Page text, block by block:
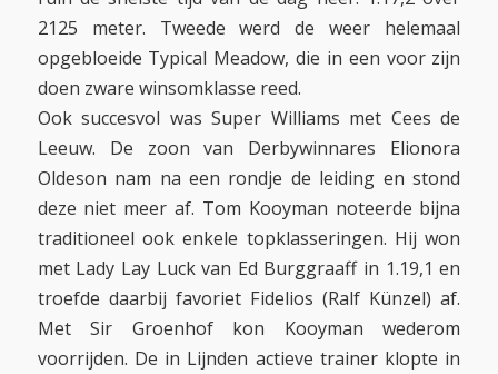
2125 meter. Tweede werd de weer helemaal
opgebloeide Typical Meadow, die in een voor zijn
doen zware winsomklasse reed.
Ook succesvol was Super Williams met Cees de
Leeuw. De zoon van Derbywinnares Elionora
Oldeson nam na een rondje de leiding en stond
deze niet meer af. Tom Kooyman noteerde bijna
traditioneel ook enkele topklasseringen. Hij won
met Lady Lay Luck van Ed Burggraaff in 1.19,1 en
troefde daarbij favoriet Fidelios (Ralf Künzel) af.
Met Sir Groenhof kon Kooyman wederom
voorrijden. De in Lijnden actieve trainer klopte in